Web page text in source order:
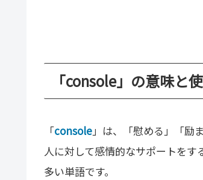
「console」の意味と
「console」は、「慰める」「励
人に対して感情的なサポートを
多い単語です。